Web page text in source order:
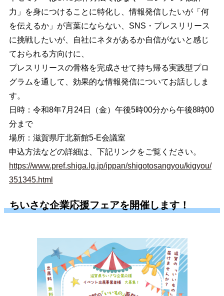
力」を身につけることに特化し、情報発信したいが「何
を伝えるか」が言葉にならない、SNS・プレスリリース
に挑戦したいが、自社にネタがあるか自信がないと感じ
ておられる方向けに、
プレスリリースの骨格を完成させて持ち帰る実践型プロ
グラムを通して、効果的な情報発信についてお話ししま
す。
日時：令和8年7月24日（金）午後5時00分から午後8時00
分まで
場所：滋賀県庁北新館5-E会議室
申込方法などの詳細は、下記リンクをご覧ください。
https://www.pref.shiga.lg.jp/ippan/shigotosangyou/kigyou/
351345.html
ちいさな企業応援フェアを開催します！